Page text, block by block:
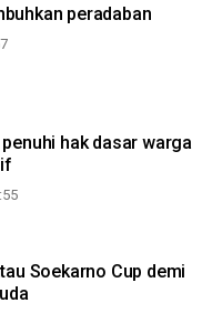
peradaban
hak dasar warga
Soekarno Cup demi